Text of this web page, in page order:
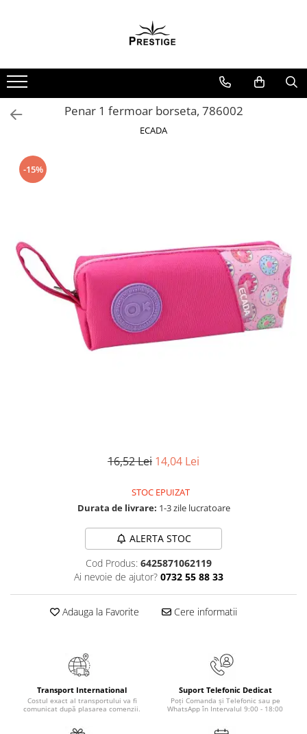
Noutati
Promotii
Pachete Speciale Carti
Arte Divinatorii
Astrologie
KidConnection
Minte Corp
New Illuminati Files
Medicina & Farmacie
Medicina Pentru Toti
SealfHealing
Penar 1 fermoar borseta, 786002
ECADA
-15%
16,52 Lei 14,04 Lei
STOC EPUIZAT
Durata de livrare: 1-3 zile lucratoare
ALERTA STOC
Cod Produs: 6425871062119
Ai nevoie de ajutor? 0732 55 88 33
Adauga la Favorite Cere informatii
Transport International
Costul exact al transportului va fi
comunicat după plasarea comenzii.
Suport Telefonic Dedicat
Poți Comanda și Telefonic sau pe
WhatsApp în Intervalul 9:00 - 18:00